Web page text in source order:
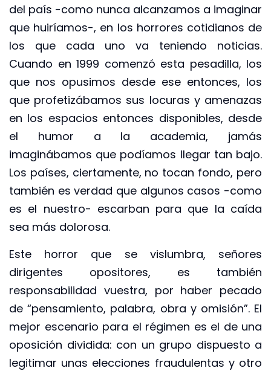
del país -como nunca alcanzamos a imaginar
que huiríamos-, en los horrores cotidianos de
los que cada uno va teniendo noticias.
Cuando en 1999 comenzó esta pesadilla, los
que nos opusimos desde ese entonces, los
que profetizábamos sus locuras y amenazas
en los espacios entonces disponibles, desde
el humor a la academia, jamás
imaginábamos que podíamos llegar tan bajo.
Los países, ciertamente, no tocan fondo, pero
también es verdad que algunos casos -como
es el nuestro- escarban para que la caída
sea más dolorosa.
Este horror que se vislumbra, señores
dirigentes opositores, es también
responsabilidad vuestra, por haber pecado
de “pensamiento, palabra, obra y omisión”. El
mejor escenario para el régimen es el de una
oposición dividida: con un grupo dispuesto a
legitimar unas elecciones fraudulentas y otro